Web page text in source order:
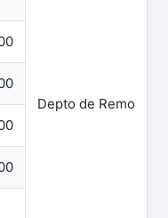
Depto de Remo